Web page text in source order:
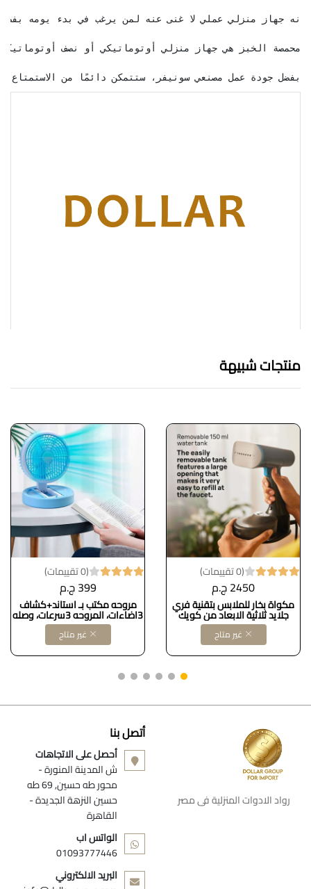
بفضل جودة عمل مصنعي سونيفر، ستتمكن دائمًا من
منتجات شبيهة
(0 تقييمات)
2450 ج.م
مكواة بخار للملابس بتقنية فري
جلايد ثلاثية الابعاد من كويك
ستايل 5، مكواة بخار محمولة باليد
مع تسخين
غير متاح
(0 تقييمات)
399 ج.م
مروحه مكتب بـ استاند+كشاف
3اضاءات، المروحه 3سرعات، وصله
USB، عمليه ومناسبه جدًا للمكاتب غير متاح
رواد الادوات المنزلية فى مصر
أتصل بنا
أحصل على الاتجاهات
ش المدينة المنورة -
محور طه حسين, 69 طه
حسين النزهة الجديدة -
القاهرة
الواتس اب
01093777446
البريد الالكتروني